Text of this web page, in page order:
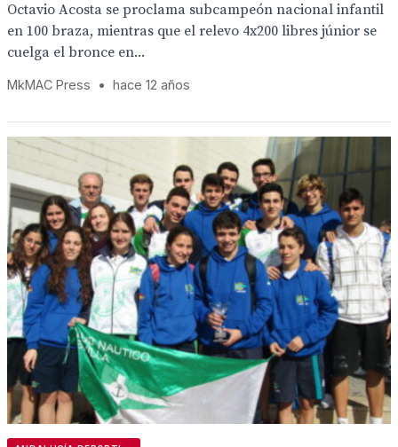
Octavio Acosta se proclama subcampeón nacional infantil
en 100 braza, mientras que el relevo 4x200 libres júnior se
cuelga el bronce en...
MkMAC Press • hace 12 años